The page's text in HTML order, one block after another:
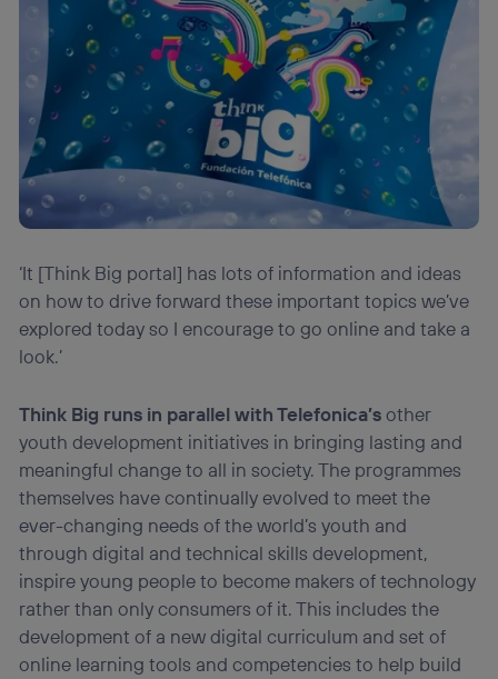
‘It [Think Big portal] has lots of information and ideas
on how to drive forward these important topics we’ve
explored today so I encourage to go online and take a
look.’
Think Big runs in parallel with Telefonica’sother
youth development initiatives in bringing lasting and
meaningful change to all in society. The programmes
themselves have continually evolved to meet the
ever-changing needs of the world’s youth and
through digital and technical skills development,
inspire young people to become makers of technology
rather than only consumers of it. This includes the
development of a new digital curriculum and set of
online learning tools and competencies to help build